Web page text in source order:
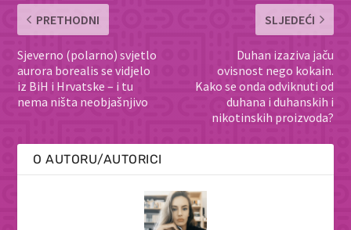
PRETHODNI
Sjeverno (polarno) svjetlo
aurora borealis se vidjelo
iz BiH i Hrvatske – i tu
nema ništa neobjašnjivo
SLJEDEĆI
Duhan izaziva jaču
ovisnost nego kokain.
Kako se onda odviknuti od
duhana i duhanskih i
nikotinskih proizvoda?
O AUTORU/AUTORICI